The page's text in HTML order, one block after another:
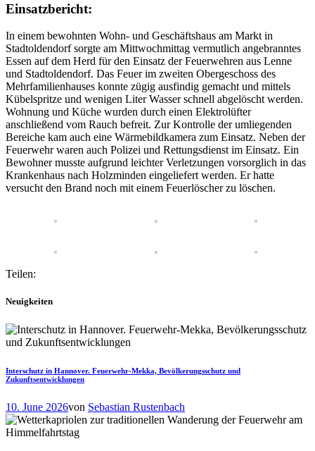
Einsatzbericht:
In einem bewohnten Wohn- und Geschäftshaus am Markt in
Stadtoldendorf sorgte am Mittwochmittag vermutlich angebranntes
Essen auf dem Herd für den Einsatz der Feuerwehren aus Lenne
und Stadtoldendorf. Das Feuer im zweiten Obergeschoss des
Mehrfamilienhauses konnte zügig ausfindig gemacht und mittels
Kübelspritze und wenigen Liter Wasser schnell abgelöscht werden.
Wohnung und Küche wurden durch einen Elektrolüfter
anschließend vom Rauch befreit. Zur Kontrolle der umliegenden
Bereiche kam auch eine Wärmebildkamera zum Einsatz. Neben der
Feuerwehr waren auch Polizei und Rettungsdienst im Einsatz. Ein
Bewohner musste aufgrund leichter Verletzungen vorsorglich in das
Krankenhaus nach Holzminden eingeliefert werden. Er hatte
versucht den Brand noch mit einem Feuerlöscher zu löschen.
Teilen:
Neuigkeiten
Interschutz in Hannover. Feuerwehr-Mekka, Bevölkerungsschutz und
Zukunftsentwicklungen
10. June 2026von Sebastian Rustenbach